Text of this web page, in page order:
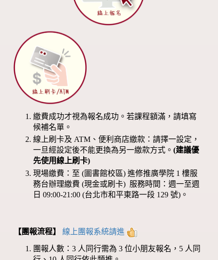
繳費成功才視為報名成功。若課程額滿，請填寫
候補名單。
線上刷卡及 ATM、便利商店繳款：請擇一設定，
一旦經設定後不能更換為另一繳款方式。(建議優
先使用線上刷卡)
現場繳費：至 (圖書館校區) 進修推廣學院 1 樓服
務台辦理繳費 (現金或刷卡) 服務時間：週一至週
日 09:00-21:00 (台北市和平東路一段 129 號)。
【團報流程】線上團報系統請進
團報人數：3 人同行需為 3 位小朋友報名，5 人同